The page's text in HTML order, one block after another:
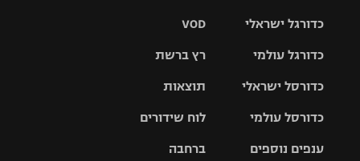
VOD
רץ ברשת
תוצאות
לוח שידורים
ברחבה
כדורגל ישראלי
גביע הטוטו
כדורגל עולמי
האלופות
ליגה
כדורסל ישראלי
סל
כדורסל עולמי
ענפים נוספים